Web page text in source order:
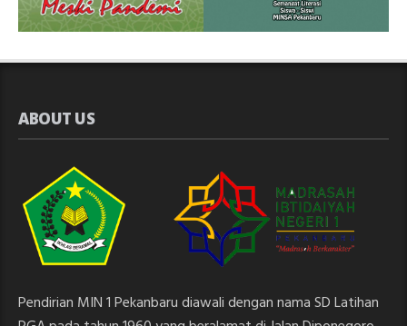
ABOUT US
Pendirian MIN 1 Pekanbaru diawali dengan nama SD Latihan